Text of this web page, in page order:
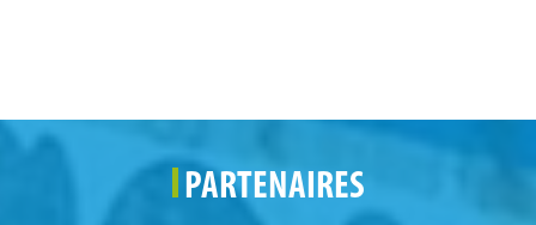
PARTENAIRES